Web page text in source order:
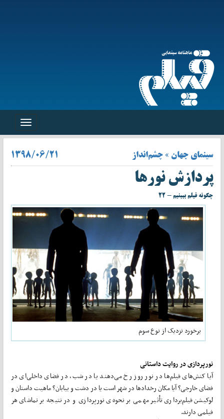
Toggle
سینمای جهان » چشم‌انداز ۱۳۹۸/۰۶/۲۱
پردازش نور‌ها
چگونه فیلم ببینیم - ۲۲
برخورد نزدیک از نوع سوم
نورپردازی در روایت داستانی
آیا کنش‌های فیلم‌ها در نور روز رخ می‌دهند یا در شب، در فضای داخلی‌ای در
فضای خارجی؟ آیا مکان رخداد‌ها در شهر است یا در دشت و بیابان؟ ماهیت داستان و
لوکیشن فیلم‌‌برداری تأثیر مهمی بر نحوه‌ی نورپردازی و در نتیجه بر تماشای هر
فیلمی دارند.